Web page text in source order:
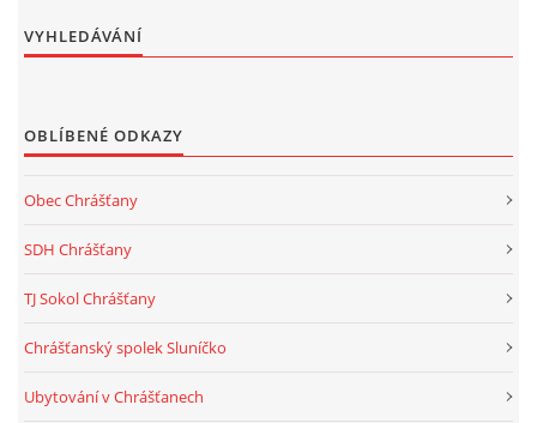
VYHLEDÁVÁNÍ
OBLÍBENÉ ODKAZY
Obec Chrášťany
SDH Chrášťany
TJ Sokol Chrášťany
Chrášťanský spolek Sluníčko
Ubytování v Chrášťanech